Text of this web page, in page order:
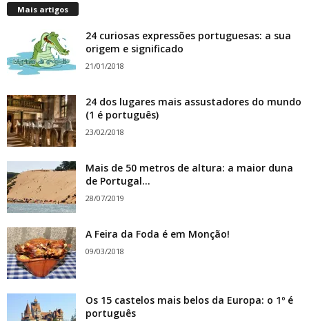
Mais artigos
24 curiosas expressões portuguesas: a sua
origem e significado
21/01/2018
24 dos lugares mais assustadores do mundo
(1 é português)
23/02/2018
Mais de 50 metros de altura: a maior duna
de Portugal...
28/07/2019
A Feira da Foda é em Monção!
09/03/2018
Os 15 castelos mais belos da Europa: o 1º é
português